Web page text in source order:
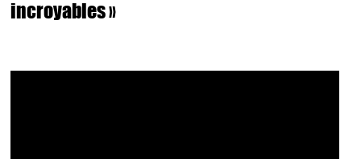
incroyables »